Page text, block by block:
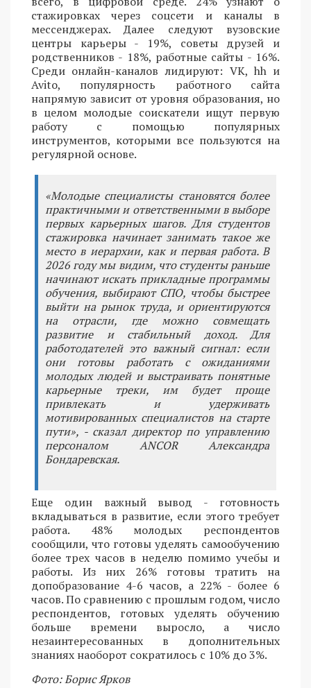
стажировках через соцсети и каналы в
мессенджерах. Далее следуют вузовские
центры карьеры - 19%, советы друзей и
родственников - 18%, работные сайты - 16%.
Среди онлайн-каналов лидируют: VK, hh и
Avito, популярность работного сайта
напрямую зависит от уровня образования, но
в целом молодые соискатели ищут первую
работу с помощью популярных
инструментов, которыми все пользуются на
регулярной основе.
«Молодые специалисты становятся более
практичными и ответственными в выборе
первых карьерных шагов. Для студентов
стажировка начинает занимать такое же
место в иерархии, как и первая работа. В
2026 году мы видим, что студенты раньше
начинают искать прикладные программы
обучения, выбирают СПО, чтобы быстрее
выйти на рынок труда, и ориентируются
на отрасли, где можно совмещать
развитие и стабильный доход. Для
работодателей это важный сигнал: если
они готовы работать с ожиданиями
молодых людей и выстраивать понятные
карьерные треки, им будет проще
привлекать и удерживать
мотивированных специалистов на старте
пути», - сказал директор по управлению
персоналом ANCOR Александра
Бондаревская.
Еще один важный вывод - готовность
вкладываться в развитие, если этого требует
работа. 48% молодых респондентов
сообщили, что готовы уделять самообучению
более трех часов в неделю помимо учебы и
работы. Из них 26% готовы тратить на
допобразование 4-6 часов, а 22% - более 6
часов. По сравнению с прошлым годом, число
респондентов, готовых уделять обучению
больше времени выросло, а число
незаинтересованных в дополнительных
знаниях наоборот сократилось с 10% до 3%.
Фото: Борис Ярков